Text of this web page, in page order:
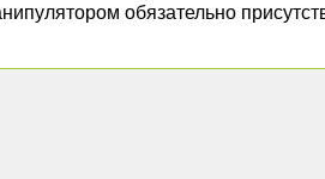
обязательно